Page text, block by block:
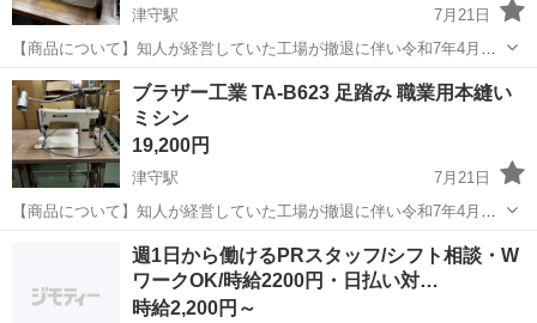
津守駅
7月21日
【商品について】知人が経営していた工場が撤退に伴い令和7年4月に
譲り受けました。4月まで使用してました。他にも数十台ございますの
で、出品ページをご確認ください。 職業用ミシンをご検討している方
におすすめいたします。現...
大阪 大阪市 津守駅 生活家電 足踏み
ブラザー工業 TA-B623 足踏み 職業用本縫い
ミシン
19,200円
津守駅
7月21日
【商品について】知人が経営していた工場が撤退に伴い令和7年4月に
譲り受けました。4月まで使用してました。他にも数十台ございますの
で、出品ページをご確認ください。 職業用ミシンをご検討している方
におすすめいたします。現...
大阪市 津守駅 生活家電 足踏み
週1日から働けるPRスタッフ/シフト相談・W
ワークOK/時給2200円・日払い対…
時給2,200円～